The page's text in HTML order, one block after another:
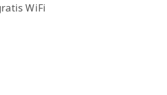
WiFi